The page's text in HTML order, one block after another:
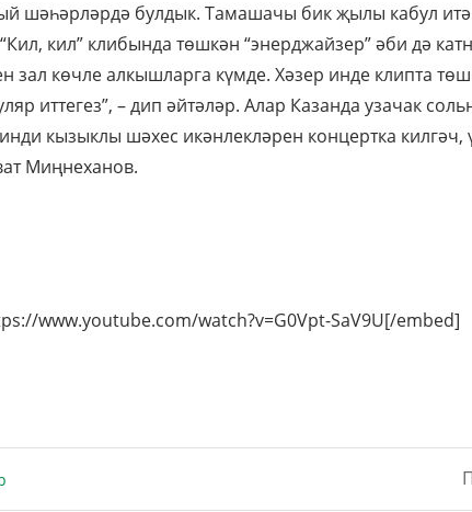
шәһәрләрдә булдык. Тамашачы бик җылы кабул
кил” клибында төшкән “энерджайзер” әби дә
зал көчле алкышларга күмде. Хәзер инде клипта
иттегез”, – дип әйтәләр. Алар Казанда узачак
кызыклы шәхес икәнлекләрен концертка килгәч,
Миңнеханов.
www.youtube.com/watch?v=G0Vpt-SaV9U[/embed]